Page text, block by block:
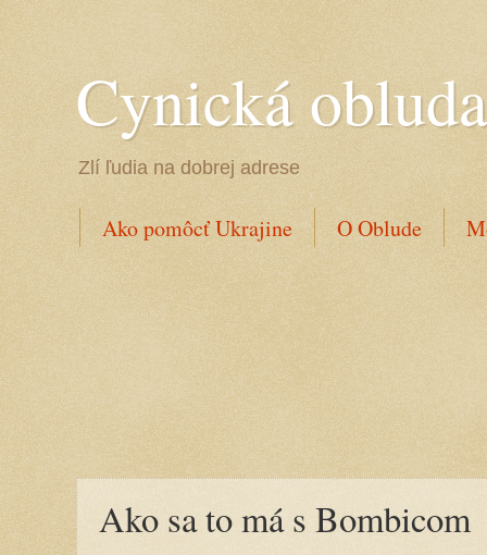
Cynická obluda
Zlí ľudia na dobrej adrese
Ako pomôcť Ukrajine O Oblude
Ako sa to má s Bombicom